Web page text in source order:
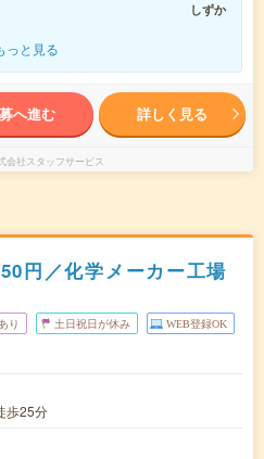
しずか
っと見る
へ進む 詳しく見る
会社スタッフサービス
円／化学メーカー工場
り 土日祝日が休み WEB登録OK
歩25分